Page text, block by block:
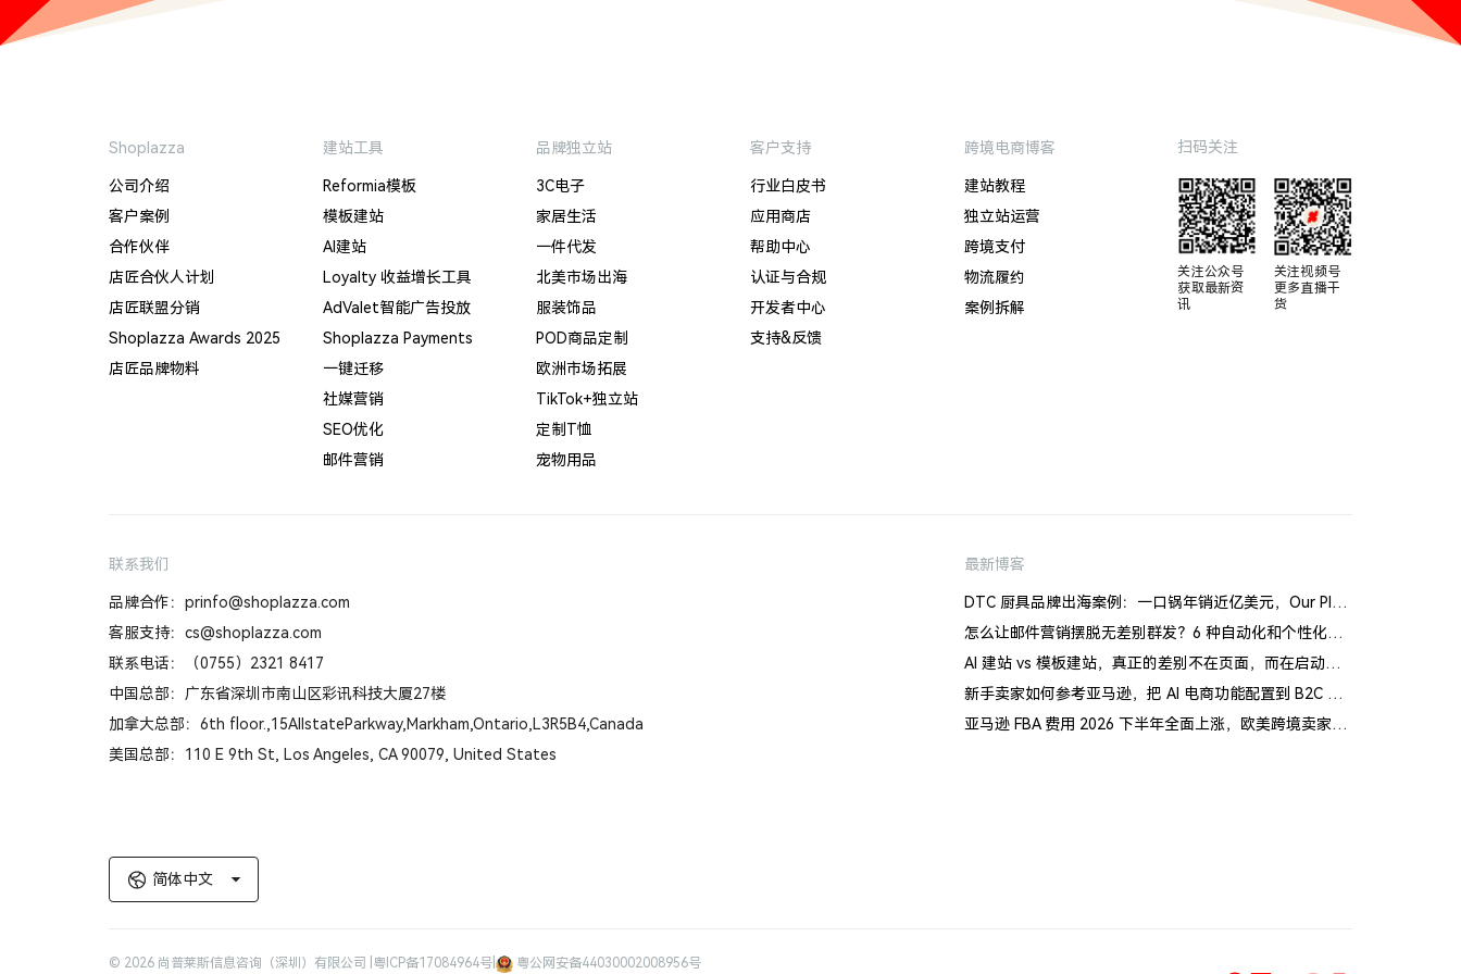
Shoplazza
公司介绍
客户案例
合作伙伴
店匠合伙人计划
店匠联盟分销
Shoplazza Awards 2025
店匠品牌物料
建站工具
Reformia模板
模板建站
AI建站
Loyalty 收益增长工具
AdValet智能广告投放
Shoplazza Payments
一键迁移
社媒营销
SEO优化
邮件营销
品牌独立站
3C电子
家居生活
一件代发
北美市场出海
服装饰品
POD商品定制
欧洲市场拓展
TikTok+独立站
定制T恤
宠物用品
客户支持
行业白皮书
应用商店
帮助中心
认证与合规
开发者中心
支持&反馈
跨境电商博客
建站教程
独立站运营
跨境支付
物流履约
案例拆解
扫码关注
关注公众号
获取最新资
讯
关注视频号
更多直播干
货
联系我们
品牌合作：prinfo@shoplazza.com
客服支持：cs@shoplazza.com
联系电话：（0755）2321 8417
中国总部：广东省深圳市南山区彩讯科技大厦27楼
加拿大总部：6th floor.,15AllstateParkway,Markham,Ontario,L3R5B4,Canada
美国总部：110 E 9th St, Los Angeles, CA 90079, United States
最新博客
DTC 厨具品牌出海案例：一口锅年销近亿美元，Our Place 如何建立信任体系
怎么让邮件营销摆脱无差别群发？6 种自动化和个性化场景
AI 建站 vs 模板建站，真正的差别不在页面，而在启动风险
新手卖家如何参考亚马逊，把 AI 电商功能配置到 B2C 独立站
亚马逊 FBA 费用 2026 下半年全面上涨，欧美跨境卖家怎么应对
简体中文
© 2026 尚普莱斯信息咨询（深圳）有限公司 | 粤ICP备17084964号 粤公网安备44030002008956号